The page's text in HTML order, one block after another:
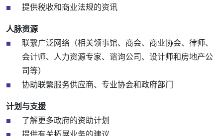
提供税收和商业法规的资讯
人脉资源
联繫广泛网络（相关领事馆、商会、商业协会、律师、
会计师、人力资源专家、谘询公司、设计师和房地产公
司等）
协助联繫服务供应商、专业协会和政府部门
计划与支援
了解更多政府的资助计划
提供有关拓展业务的建议